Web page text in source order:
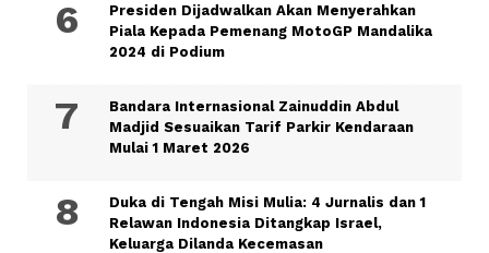
Presiden Dijadwalkan Akan Menyerahkan
Piala Kepada Pemenang MotoGP Mandalika
2024 di Podium
Bandara Internasional Zainuddin Abdul
Madjid Sesuaikan Tarif Parkir Kendaraan
Mulai 1 Maret 2026
Duka di Tengah Misi Mulia: 4 Jurnalis dan 1
Relawan Indonesia Ditangkap Israel,
Keluarga Dilanda Kecemasan